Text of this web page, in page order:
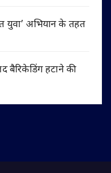
युवा’ अभियान के तहत
बैरिकेडिंग हटाने की